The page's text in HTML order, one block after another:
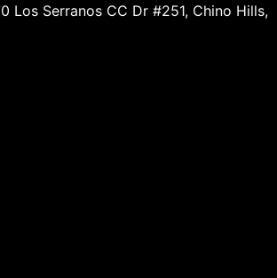
Los Serranos CC Dr #251, Chino Hills,